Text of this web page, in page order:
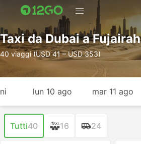
Taxi da Dubai a Fujairah
40 viaggi (USD 41 – USD 353)
lun 10 ago mar 11 ago
Tutti40 16 24